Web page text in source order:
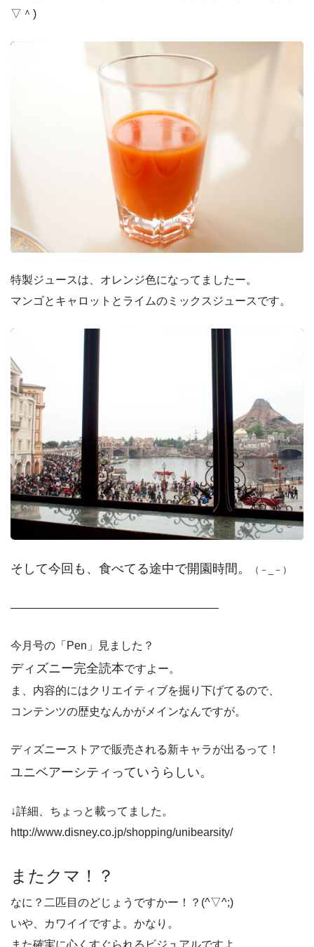
▽＾)
特製ジュースは、オレンジ色になってましたー。
マンゴとキャロットとライムのミックスジュースです。
そして今回も、食べてる途中で開園時間。 （－_－）
——————————————————–
今月号の「Pen」見ました？
ディズニー完全読本ですよー。
ま、内容的にはクリエイティブを掘り下げてるので、
コンテンツの歴史なんかがメインなんですが。
ディズニーストアで販売される新キャラが出るって！
ユニベアーシティっていうらしい。
↓詳細、ちょっと載ってました。
http://www.disney.co.jp/shopping/unibearsity/
またクマ！？
なに？二匹目のどじょうですかー！？(^▽^;)
いや、カワイイですよ。かなり。
また確実に心くすぐられるビジュアルですよ。